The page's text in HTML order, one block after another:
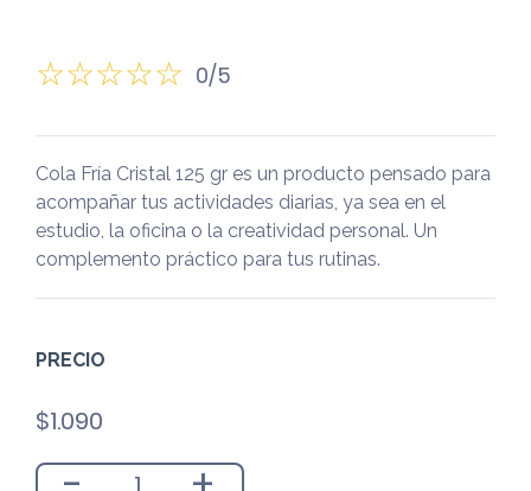
0/5
Cola Fría Cristal 125 gr es un producto pensado para
acompañar tus actividades diarias, ya sea en el
estudio, la oficina o la creatividad personal. Un
complemento práctico para tus rutinas.
PRECIO
$1.090